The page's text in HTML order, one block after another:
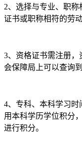
2、选择与专业、职
证书或职称相符的劳动
3、资格证书需注册
会保障局上可以查询到
4、专科、本科学习
用本科学历学位积分
进行积分。